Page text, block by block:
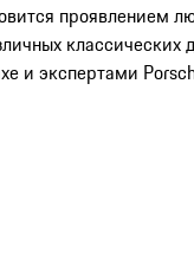
проявлением
и экспертами